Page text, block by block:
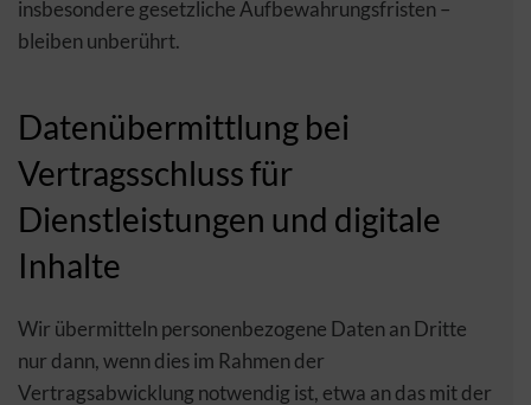
insbesondere gesetzliche Aufbewahrungsfristen –
bleiben unberührt.
Datenübermittlung bei
Vertragsschluss für
Dienstleistungen und digitale
Inhalte
Wir übermitteln personenbezogene Daten an Dritte
nur dann, wenn dies im Rahmen der
Vertragsabwicklung notwendig ist, etwa an das mit der